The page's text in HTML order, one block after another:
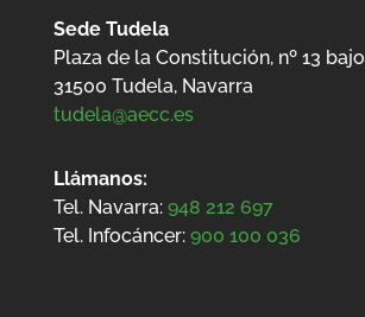
Sede Tudela
Plaza de la Constitución, nº 13 bajo
31500 Tudela, Navarra
tudela@aecc.es
Llámanos:
Tel. Navarra: 948 212 697
Tel. Infocáncer: 900 100 036